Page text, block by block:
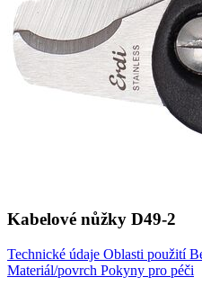
Kabelové nůžky D49-2
Technické údaje Oblasti použití
Materiál/povrch Pokyny pro péči